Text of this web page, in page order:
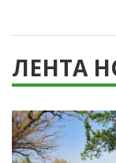
ЛЕНТА